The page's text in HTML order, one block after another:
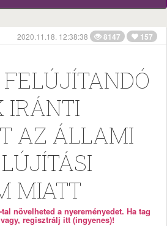
2020.11.18. 12:38:38 8147 157
IRÁNTI
AZ ÁLLAMI
MIATT
növelheted a nyereményedet. Ha tag
regisztrálj itt (ingyenes)!